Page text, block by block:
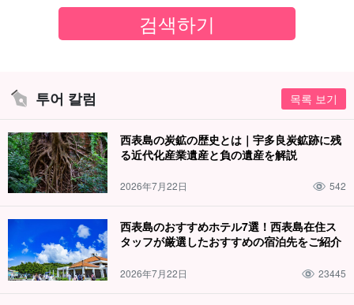
투어 칼럼 목록 보기
西表島の炭鉱の歴史とは｜宇多良炭鉱跡に残
る近代化産業遺産と負の遺産を解説
2026年7月22日 542
西表島のおすすめホテル7選！西表島在住ス
タッフが厳選したおすすめの宿泊先をご紹介
2026年7月22日 23445